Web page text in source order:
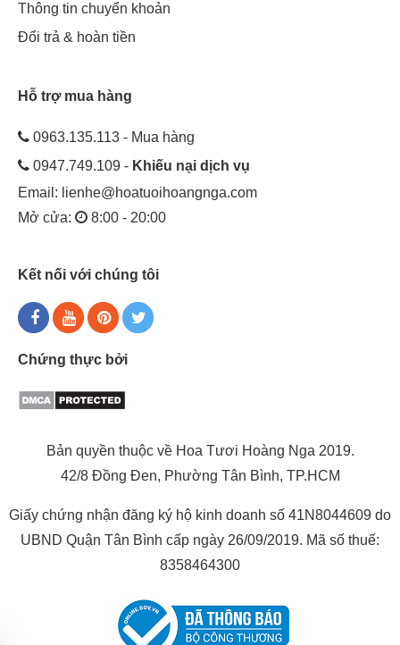
Thông tin chuyển khoản
Đổi trả & hoàn tiền
Hỗ trợ mua hàng
0963.135.113 - Mua hàng
0947.749.109 - Khiếu nại dịch vụ
Email: lienhe@hoatuoihoangnga.com
Mở cửa:
8:00 - 20:00
Kết nối với chúng tôi
Chứng thực bởi
Bản quyền thuộc về Hoa Tươi Hoàng Nga 2019.
42/8 Đồng Đen, Phường Tân Bình, TP.HCM
Giấy chứng nhận đăng ký hộ kinh doanh số 41N8044609 do
UBND Quận Tân Bình cấp ngày 26/09/2019. Mã số thuế:
8358464300